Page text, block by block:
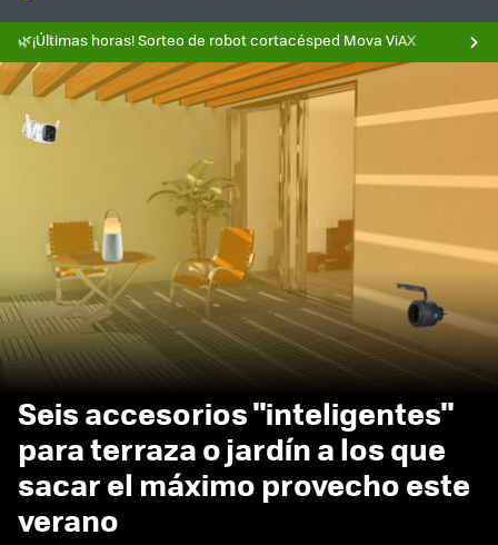
🌿¡Últimas horas! Sorteo de robot cortacésped Mova ViAX
Seis accesorios "inteligentes"
para terraza o jardín a los que
sacar el máximo provecho este
verano